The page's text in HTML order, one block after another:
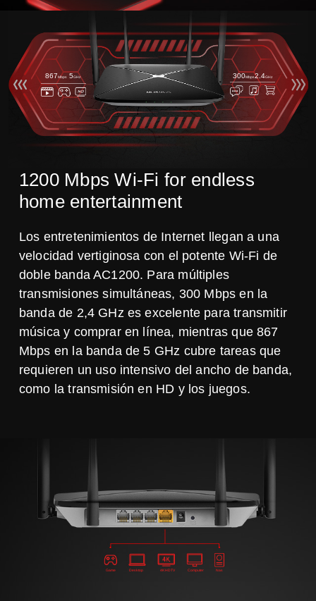
867Mbps 5GHz 300Mbps2.4GHz
1200 Mbps Wi-Fi for endless
home entertainment
Los entretenimientos de Internet llegan a una
velocidad vertiginosa con el potente Wi-Fi de
doble banda AC1200. Para múltiples
transmisiones simultáneas, 300 Mbps en la
banda de 2,4 GHz es excelente para transmitir
música y comprar en línea, mientras que 867
Mbps en la banda de 5 GHz cubre tareas que
requieren un uso intensivo del ancho de banda,
como la transmisión en HD y los juegos.
Game Desktop 4K HDTV Computer Nas